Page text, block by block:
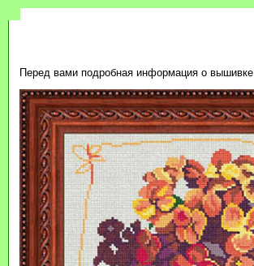
Перед вами подробная информация о вышивке